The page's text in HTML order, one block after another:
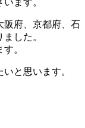
阪府、京都府、石
した。
。
と思います。